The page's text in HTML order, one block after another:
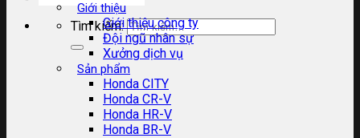
Tìm kiếm:
Giới thiệu
Giới thiệu công ty
Đội ngũ nhân sự
Xưởng dịch vụ
Sản phẩm
Honda CITY
Honda CR-V
Honda HR-V
Honda BR-V